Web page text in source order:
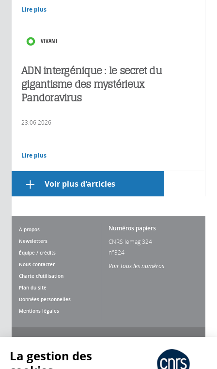
Lire plus
VIVANT
ADN intergénique : le secret du
gigantisme des mystérieux
Pandoravirus
23.06.2026
Lire plus
Voir plus d'articles
À propos
Newsletters
Équipe / crédits
Nous contacter
Charte d'utilisation
Plan du site
Données personnelles
Mentions légales
Numéros papiers
CNRS lemag 324
n°324
Voir tous les numéros
La gestion des